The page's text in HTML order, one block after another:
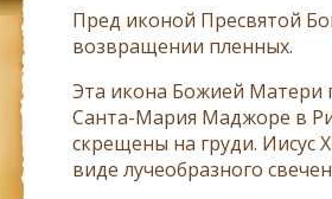
Пред иконой Пресвятой
возвращении пленных.
Эта икона Божией Матери
Санта-Мария Маджоре в
скрещены на груди. Иисус
виде лучеобразного